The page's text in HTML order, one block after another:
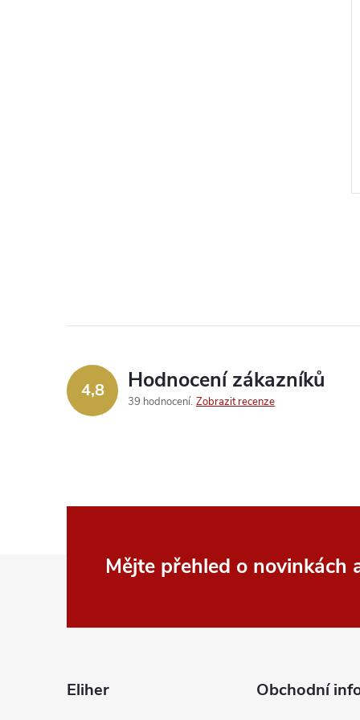
4,8 Hodnocení zákazníků
39 hodnocení Zobrazit recenze
Mějte přehled o novinkách
Eliher Obchodní